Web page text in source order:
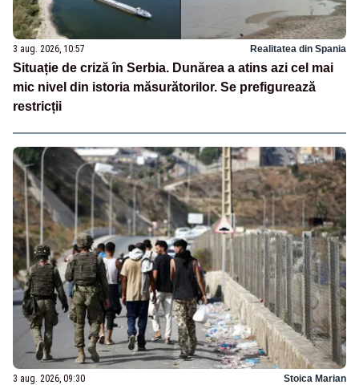
3 aug. 2026, 10:57 Realitatea din Spania
Situație de criză în Serbia. Dunărea a atins azi cel mai
mic nivel din istoria măsurătorilor. Se prefigurează
restricții
3 aug. 2026, 09:30 Stoica Marian